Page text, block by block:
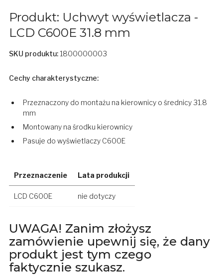
Produkt: Uchwyt wyświetlacza -
LCD C600E 31.8 mm
SKU produktu:1800000003
Cechy charakterystyczne:
Przeznaczony do montażu na kierownicy o średnicy 31.8
mm
Montowany na środku kierownicy
Pasuje do wyświetlaczy C600E
Przeznaczenie Lata produkcji
LCD C600E nie dotyczy
UWAGA! Zanim złożysz
zamówienie upewnij się, że dany
produkt jest tym czego
faktycznie szukasz.